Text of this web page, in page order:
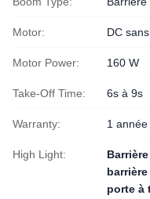
Motor: DC
Motor Power: 160 W
Take-Off Time: 6s à 9s
Warranty: 1 année
High Light:
porte à